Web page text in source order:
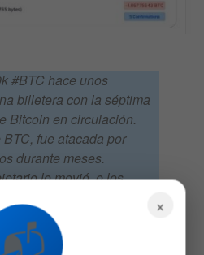
#BTC hace unos
billetera con la séptima
Bitcoin en circulación.
fue atacada por
durante meses.
lo movió, o los
×